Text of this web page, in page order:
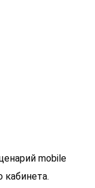
mobile
кабинета.